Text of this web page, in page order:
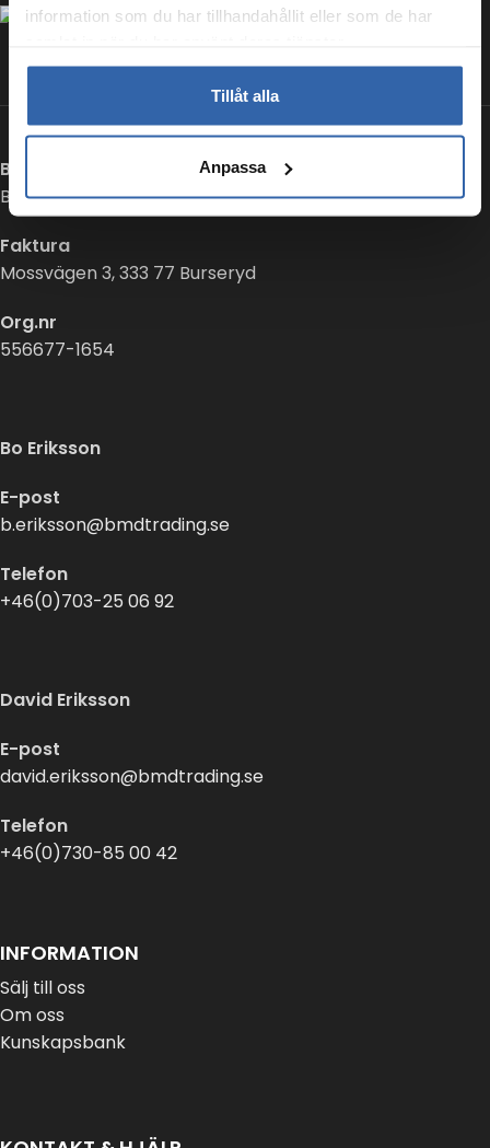
information som du har tillhandahållit eller som de har
Tillåt alla
Anpassa
Besök
Buregatan 12, 333 77 Burseryd
Faktura
Mossvägen 3, 333 77 Burseryd
Org.nr
556677-1654
Bo Eriksson
E-post
b.eriksson@bmdtrading.se
Telefon
+46(0)703-25 06 92
David Eriksson
E-post
david.eriksson@bmdtrading.se
Telefon
+46(0)730-85 00 42
INFORMATION
Sälj till oss
Om oss
Kunskapsbank